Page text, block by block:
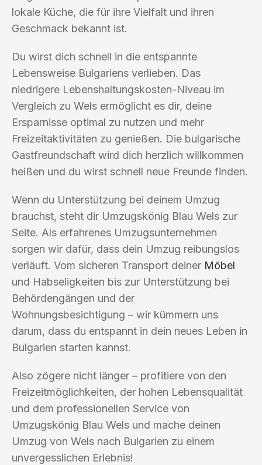
lokale Küche, die für ihre Vielfalt und ihren
Geschmack bekannt ist.
Du wirst dich schnell in die entspannte
Lebensweise Bulgariens verlieben. Das
niedrigere Lebenshaltungskosten-Niveau im
Vergleich zu Wels ermöglicht es dir, deine
Ersparnisse optimal zu nutzen und mehr
Freizeitaktivitäten zu genießen. Die bulgarische
Gastfreundschaft wird dich herzlich willkommen
heißen und du wirst schnell neue Freunde finden.
Wenn du Unterstützung bei deinem Umzug
brauchst, steht dir Umzugskönig Blau Wels zur
Seite. Als erfahrenes Umzugsunternehmen
sorgen wir dafür, dass dein Umzug reibungslos
verläuft. Vom sicheren Transport deiner Möbel
und Habseligkeiten bis zur Unterstützung bei
Behördengängen und der
Wohnungsbesichtigung – wir kümmern uns
darum, dass du entspannt in dein neues Leben in
Bulgarien starten kannst.
Also zögere nicht länger – profitiere von den
Freizeitmöglichkeiten, der hohen Lebensqualität
und dem professionellen Service von
Umzugskönig Blau Wels und mache deinen
Umzug von Wels nach Bulgarien zu einem
unvergesslichen Erlebnis!